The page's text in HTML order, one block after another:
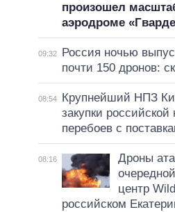
произошел
аэродроме
09:32
Россия ночью
почти 150 дронов:
08:54
Крупнейший НПЗ
закупки
перебоев с
08:16
Дроны
центр
российском